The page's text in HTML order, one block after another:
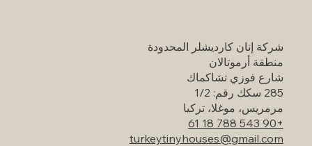
شركة إنان كارديشلر المحدودة
منطقة أرموتالان
شارع فوزي تشاكماك
285 سكك رقم: 1/2
مرمريس، موغلا، تركيا
+90 543 788 18 61
turkeytinyhouses@gmail.com